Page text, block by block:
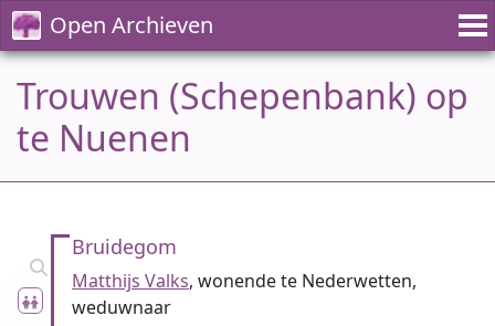
Open Archieven
Trouwen (Schepenbank) op
te Nuenen
Bruidegom
Matthijs Valks, wonende te Nederwetten,
weduwnaar